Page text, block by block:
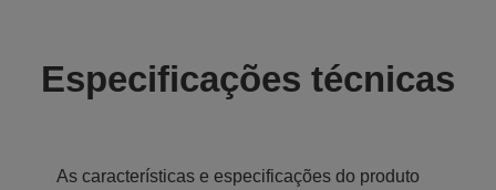
Especificações técnicas
As características e especificações do produto